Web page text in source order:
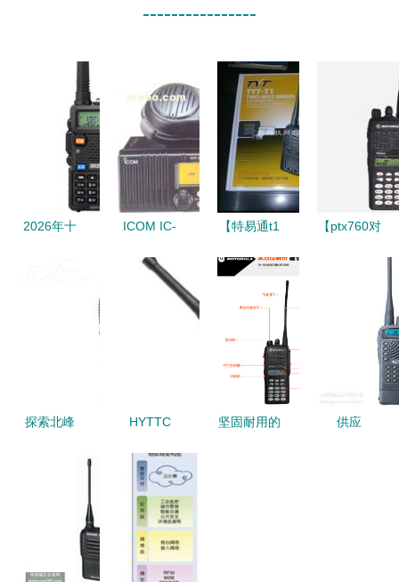
----------------
2026年十
ICOM IC-
讲机 海上
【特易通t1
新最全特易
通t1对讲机
【ptx760对
品参考信息
探索北峰
HYTTC
通讯可靠的
选择
坚固耐用的
供应